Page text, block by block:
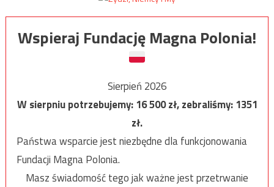
Wspieraj Fundację Magna Polonia!
Sierpień 2026
W sierpniu potrzebujemy:16 500zł, zebraliśmy:1351
zł.
Państwa wsparcie jest niezbędne dla funkcjonowania
Fundacji Magna Polonia.
Masz świadomość tego jak ważne jest przetrwanie